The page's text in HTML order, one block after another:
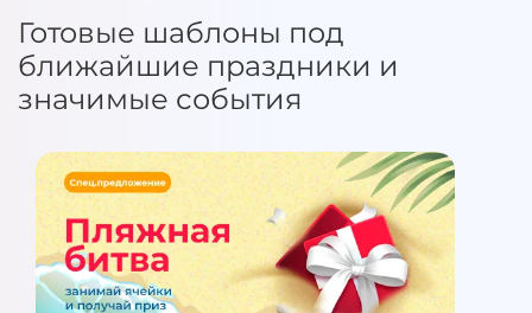
Готовые шаблоны под
ближайшие праздники и
значимые события